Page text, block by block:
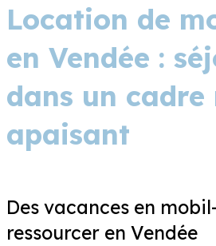
Location de
en Vendée :
dans un
apaisant
Des vacances en
ressourcer en Vendée